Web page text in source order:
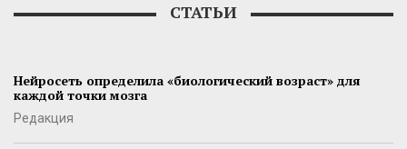
СТАТЬИ
Нейросеть определила «биологический возраст» для
каждой точки мозга
Редакция